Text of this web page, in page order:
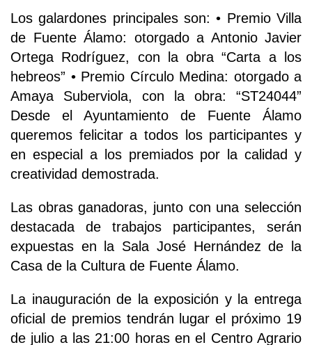
Los galardones principales son: • Premio Villa
de Fuente Álamo: otorgado a Antonio Javier
Ortega Rodríguez, con la obra “Carta a los
hebreos” • Premio Círculo Medina: otorgado a
Amaya Suberviola, con la obra: “ST24044”
Desde el Ayuntamiento de Fuente Álamo
queremos felicitar a todos los participantes y
en especial a los premiados por la calidad y
creatividad demostrada.
Las obras ganadoras, junto con una selección
destacada de trabajos participantes, serán
expuestas en la Sala José Hernández de la
Casa de la Cultura de Fuente Álamo.
La inauguración de la exposición y la entrega
oficial de premios tendrán lugar el próximo 19
de julio a las 21:00 horas en el Centro Agrario